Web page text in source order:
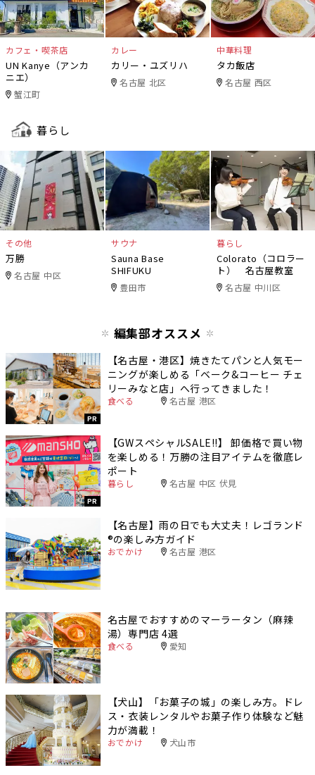
カフェ・喫茶店
UN Kanye（アンカ
ニエ）
蟹江町
カレー
カリー・ユズリハ
名古屋 北区
中華料理
タカ飯店
名古屋 西区
暮らし
その他
万勝
名古屋 中区
サウナ
Sauna Base
SHIFUKU
豊田市
暮らし
Colorato（コロラー
ト） 名古屋教室
名古屋 中川区
編集部オススメ
PR
【名古屋・港区】焼きたてパンと人気モー
ニングが楽しめる「ベーク&コーヒー チェ
リーみなと店」へ行ってきました！
食べる 名古屋 港区
PR
【GWスペシャルSALE‼︎】 卸価格で買い物
を楽しめる！万勝の注目アイテムを徹底レ
ポート
暮らし 名古屋 中区 伏見
【名古屋】雨の日でも大丈夫！レゴランド
®️の楽しみ方ガイド
おでかけ 名古屋 港区
名古屋でおすすめのマーラータン（麻辣
湯）専門店 4選
食べる 愛知
【犬山】「お菓子の城」の楽しみ方。ドレ
ス・衣装レンタルやお菓子作り体験など魅
力が満載！
おでかけ 犬山市